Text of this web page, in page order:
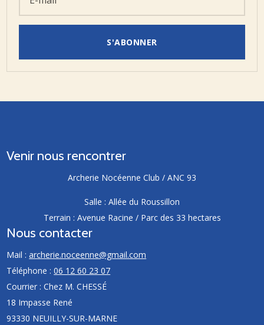
S'ABONNER
Venir nous rencontrer
Archerie Nocéenne Club / ANC 93
Salle : Allée du Roussillon
Terrain : Avenue Racine / Parc des 33 hectares
Nous contacter
Mail :archerie.noceenne@gmail.com
Téléphone :06 12 60 23 07
Courrier : Chez M. CHESSÉ
18 Impasse René
93330 NEUILLY-SUR-MARNE